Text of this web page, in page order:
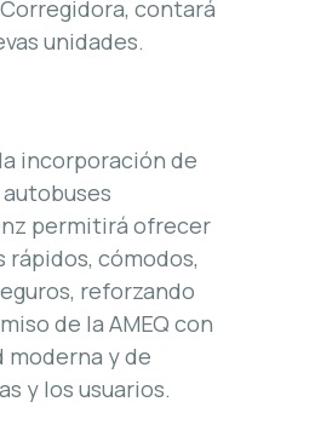
contará
unidades.
incorporación de
permitirá ofrecer
rápidos, cómodos,
reforzando
de la AMEQ con
moderna y de
y los usuarios.